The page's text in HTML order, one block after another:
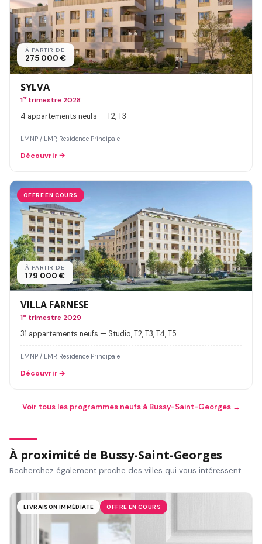
À PARTIR DE
275 000 €
SYLVA
1ertrimestre 2028
4 appartements neufs — T2, T3
LMNP / LMP, Residence Principale
Découvrir
OFFRE EN COURS
À PARTIR DE
179 000 €
VILLA FARNESE
1ertrimestre 2029
31 appartements neufs — Studio, T2, T3, T4, T5
LMNP / LMP, Residence Principale
Découvrir
Voir tous les programmes neufs à Bussy-Saint-Georges →
À proximité de Bussy-Saint-Georges
Recherchez également proche des villes qui vous intéressent
LIVRAISON IMMÉDIATE OFFRE EN COURS